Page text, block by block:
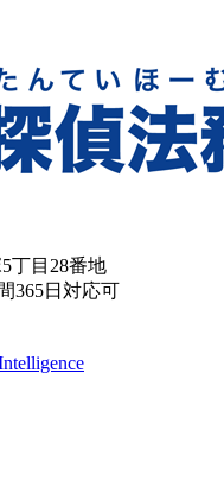
丁目28番地
365日対応可